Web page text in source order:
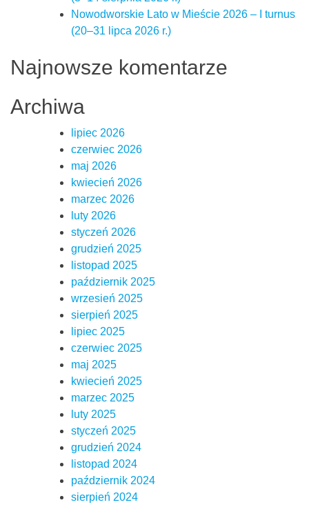
Nowodworskie Lato w Mieście 2026 – I turnus
(20–31 lipca 2026 r.)
Najnowsze komentarze
Archiwa
lipiec 2026
czerwiec 2026
maj 2026
kwiecień 2026
marzec 2026
luty 2026
styczeń 2026
grudzień 2025
listopad 2025
październik 2025
wrzesień 2025
sierpień 2025
lipiec 2025
czerwiec 2025
maj 2025
kwiecień 2025
marzec 2025
luty 2025
styczeń 2025
grudzień 2024
listopad 2024
październik 2024
sierpień 2024